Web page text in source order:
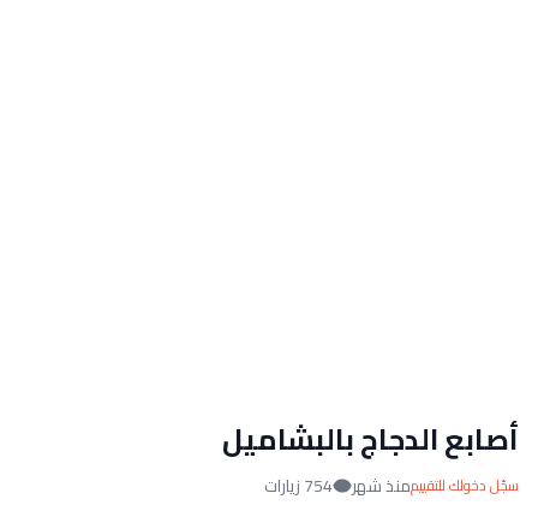
أصابع الدجاج بالبشاميل
سجّل دخولك للتقييممنذ شهر 754 زيارات